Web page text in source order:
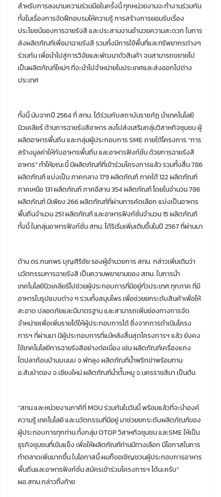
สำหรับการลงนามความร่วมมือในครั้งนี้ ทุกหน่วยงานจะทำงานร่วมกัน
ทั้งในเรื่องการจัดฝึกอบรมให้ความรู้ การสร้างการยอมรับเรื่อง
ประโยชน์ของการฉายรังสี และประสานงานอำนวยความสะดวก ในการ
ส่งผลิตภัณฑ์เพื่อมาฉายรังสี รวมทั้งมีการใช้พื้นที่และทรัพยากรต่างๆ
ร่วมกัน เพื่อนำไปสู่การวิจัยและพัฒนาตัวสินค้า จนสามารถขยายไป
เป็นผลิตภัณฑ์ใหม่ๆ ที่จะนำไปจำหน่ายในประเทศและส่งออกไปต่าง
ประเทศ
ทั้งนี้ นับจากปี 2564 ที่ สทน. ได้ร่วมกับสถาบันราชภัฏ นำเทคโนโลยี
นิวเคลียร์ ด้านการฉายรังสีอาหาร ลงไปส่งเสริมกลุ่มวิสาหกิจชุมชน ผู้
ผลิตอาหารพื้นถิ่น และกลุ่มผู้ประกอบการ SME ภายใต้โครงการ “การ
สร้างมูลค่าให้กับอาหารพื้นถิ่น และอาหารฟังก์ชั่น ด้วยการฉายรังสี
อาหาร” ทำให้ขณะนี้ มีผลิตภัณฑ์ที่เข้าร่วมโครงการแล้ว รวมทั้งสิ้น 786
ผลิตภัณฑ์ แบ่งเป็น ภาคกลาง 179 ผลิตภัณฑ์ ภาคใต้ 122 ผลิตภัณฑ์
ภาคเหนือ 131 ผลิตภัณฑ์ ภาคอีสาน 354 ผลิตภัณฑ์ โดยในจำนวน 786
ผลิตภัณฑ์ มีเพียง 266 ผลิตภัณฑ์ที่ผ่านการคัดเลือก แบ่งเป็นอาหาร
พื้นถิ่นจำนวน 251 ผลิตภัณฑ์ และอาหารฟังก์ชั่นจำนวน 15 ผลิตภัณฑ์
ทั้งนี้ ในกลุ่มอาหารฟังก์ชั่น สทน. ได้ริเริ่มเพิ่มเติมขึ้นในปี 2567 ที่ผ่านมา
ด้าน ดร.กนกพร บุญศิริชัย รองผู้อำนวยการ สทน. กล่าวเพิ่มเติมว่า
นวัตกรรมการฉายรังสี เป็นความพยายามของ สทน. ในการนำ
เทคโนโลยีนิวเคลียร์ไปช่วยผู้ประกอบการที่มีอยู่ทั่วประเทศ ทุกภาค ที่มี
อาหารในรูปแบบต่าง ๆ รวมทั้งสมุนไพร เพื่อช่วยยกระดับสินค้าเพื่อให้
สะอาด ปลอดภัยและมีมาตรฐาน และสามารถเพิ่มช่องทางการจัด
จำหน่ายเพื่อเพิ่มรายได้ให้ผู้ประกอบการได้ ซึ่งจากการดำเนินโครง
การฯ ที่ผ่านมา มีผู้ประกอบการที่แม้หลังสิ้นสุดโครงการฯ แล้ว ยังคง
ใช้เทคโนโลยีการฉายรังสีอย่างต่อเนื่อง เช่น ผลิตภัณฑ์เครื่องแกง
ไตปลาก้อนบ้านบนนบ จ.พัทลุง ผลิตภัณฑ์น้ำพริกข่าพร้อมทาน
อ.สันป่าตอง จ.เชียงใหม่ ผลิตภัณฑ์น่ำตั๊บหมู จ.นครราชสีมา เป็นต้น
“สทน.และหน่วยงานภาคีที่ MOU ร่วมกันในวันนี้ พร้อมแล้วที่จะนำองค์
ความรู้ เทคโนโลยี และนวัตกรรมที่มีอยู่ มาช่วยยกระดับผลิตภัณฑ์ของ
ผู้ประกอบการทุกท่าน ทั้งกลุ่ม OTOP วิสาหกิจชุมชน และSME ให้เป็น
ธุรกิจชุมชนที่เข้มแข็ง เพื่อให้ผลิตภัณฑ์ท่านมีทางเลือก มีโอกาสในการ
ทำตลาดเพิ่มมากขึ้น ในโอกาสนี้ ผมก็ขอเชิญชวนผู้ประกอบการอาหาร
พื้นถิ่นและอาหารฟังก์ชั่น สมัครเข้าร่วมโครงการฯ ได้นะครับ”
ผอ.สทน.กล่าวทิ้งท้าย